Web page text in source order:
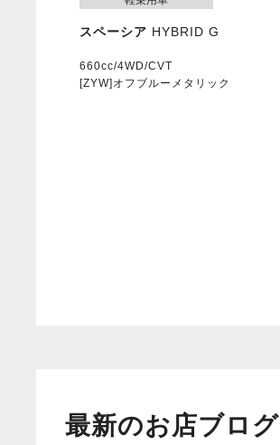
スペーシア HYBRID G
660cc/4WD/CVT
[ZYW]オフブルーメタリック
最新のお店ブログ